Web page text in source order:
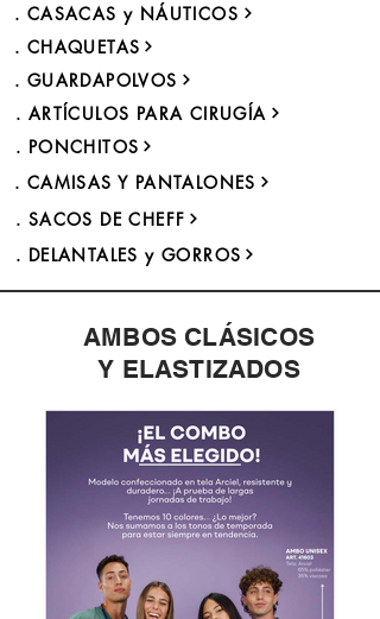
. CASACAS y NÁUTICOS
. CHAQUETAS
. GUARDAPOLVOS
. ARTÍCULOS PARA CIRUGÍA
. PONCHITOS
. CAMISAS Y PANTALONES
. SACOS DE CHEFF
. DELANTALES y GORROS
AMBOS CLÁSICOS
Y ELASTIZADOS